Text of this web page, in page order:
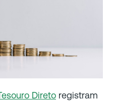
Direto registram